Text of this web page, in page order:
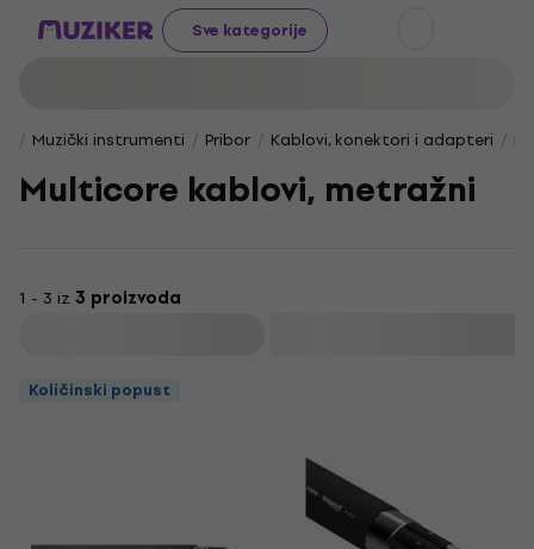
Sve kategorije
Muzički instrumenti Pribor Kablovi, konektori i adapteri
Multicore kablovi, metražni
1 - 3 iz 3 proizvoda
Količinski popust